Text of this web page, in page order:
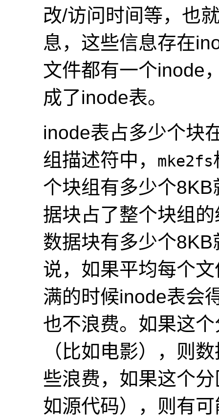
改/访问时间等，也
息，这些信息存在
文件都有一个inode
成了inode表。
inode表占多少个块
组描述符中，
mke2fs
个块组有多少个
据块占了整个块组
数据块有多少个
说，如果平均每个
满的时候inode表会
也不浪费。如果这
（比如电影），则
些浪费，如果这个
如源代码），则有